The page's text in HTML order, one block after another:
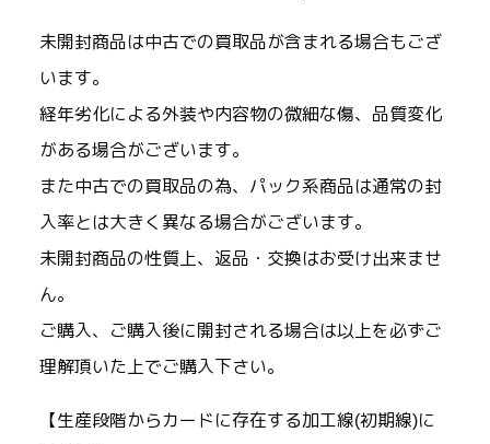
未開封商品は中古での買取品が含まれる場合もござ
います。
経年劣化による外装や内容物の微細な傷、品質変化
がある場合がございます。
また中古での買取品の為、パック系商品は通常の封
入率とは大きく異なる場合がございます。
未開封商品の性質上、返品・交換はお受け出来ませ
ん。
ご購入、ご購入後に開封される場合は以上を必ずご
理解頂いた上でご購入下さい。
【生産段階からカードに存在する加工線(初期線)に